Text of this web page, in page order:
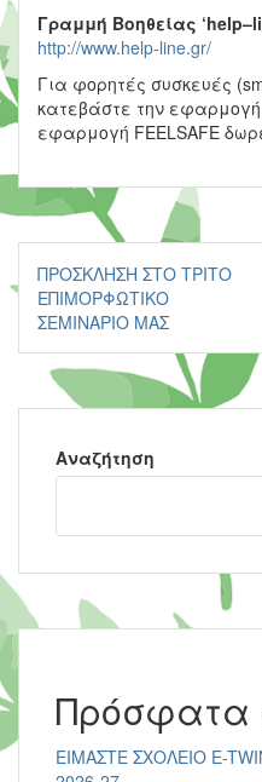
Γραμμή Βοηθείας ‘help–
http://www.help-line.gr/
Για φορητές συσκευές
κατεβάστε την εφαρμογή
εφαρμογή FEELSAFE
Πλοήγηση
άρθρων
ΠΡΌΣΚΛΗΣΗ ΣΤΟ ΤΡΊΤΟ
ΕΠΙΜΟΡΦΩΤΙΚΌ
ΣΕΜΙΝΆΡΙΌ ΜΑΣ
Αναζήτηση
Πρόσφατα
ΕΙΜΑΣΤΕ ΣΧΟΛΕΙΟ E-